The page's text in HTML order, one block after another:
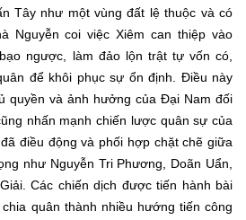
Tây như một vùng đất lệ thuộc và có
Nguyễn coi việc Xiêm can thiệp vào
ngược, làm đảo lộn trật tự vốn có,
để khôi phục sự ổn định. Điều này
quyền và ảnh hưởng của Đại Nam đối
nhấn mạnh chiến lược quân sự của
điều động và phối hợp chặt chẽ giữa
như Nguyễn Tri Phương, Doãn Uẩn,
Các chiến dịch được tiến hành bài
quân thành nhiều hướng tiến công